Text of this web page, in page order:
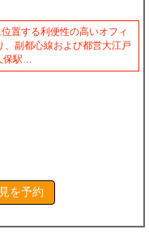
置する利便性の高いオフィ
、副都心線および都営大江戸
保駅…
を予約